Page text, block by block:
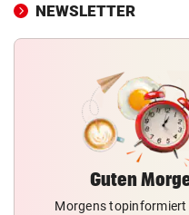
NEWSLETTER
Guten
Morgens topinformiert